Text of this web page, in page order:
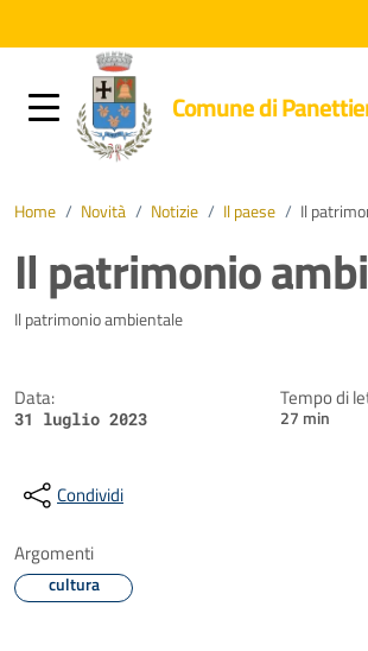
Comune di
Home / Novità / Notizie / Il paese / Il
Il patrimonio
Dettagli della notizia
Il patrimonio ambientale
Data:
31 luglio 2023
Tempo di
27 min
Condividi
Argomenti
cultura